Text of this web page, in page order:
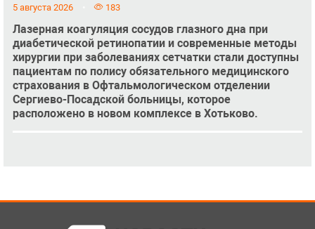
5 августа 2026 183
Лазерная коагуляция сосудов глазного дна при
диабетической ретинопатии и современные методы
хирургии при заболеваниях сетчатки стали доступны
пациентам по полису обязательного медицинского
страхования в Офтальмологическом отделении
Сергиево-Посадской больницы, которое
расположено в новом комплексе в Хотьково.